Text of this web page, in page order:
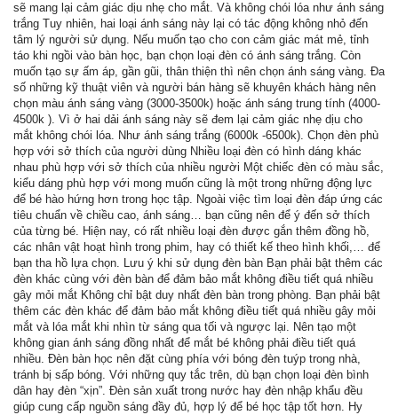
sẽ mang lại cảm giác dịu nhẹ cho mắt. Và không chói lóa như ánh sáng
trắng Tuy nhiên, hai loại ánh sáng này lại có tác động không nhỏ đến
tâm lý người sử dụng. Nếu muốn tạo cho con cảm giác mát mẻ, tỉnh
táo khi ngồi vào bàn học, bạn chọn loại đèn có ánh sáng trắng. Còn
muốn tạo sự ấm áp, gần gũi, thân thiện thì nên chọn ánh sáng vàng. Đa
số những kỹ thuật viên và người bán hàng sẽ khuyên khách hàng nên
chọn màu ánh sáng vàng (3000-3500k) hoặc ánh sáng trung tính (4000-
4500k ). Vì ở hai dải ánh sáng này sẽ đem lại cảm giác nhẹ dịu cho
mắt không chói lóa. Như ánh sáng trắng (6000k -6500k). Chọn đèn phù
hợp với sở thích của người dùng Nhiều loại đèn có hình dáng khác
nhau phù hợp với sở thích của nhiều người Một chiếc đèn có màu sắc,
kiểu dáng phù hợp với mong muốn cũng là một trong những động lực
để bé hào hứng hơn trong học tập. Ngoài việc tìm loại đèn đáp ứng các
tiêu chuẩn về chiều cao, ánh sáng… bạn cũng nên để ý đến sở thích
của từng bé. Hiện nay, có rất nhiều loại đèn được gắn thêm đồng hồ,
các nhân vật hoạt hình trong phim, hay có thiết kế theo hình khối,… để
bạn tha hồ lựa chọn. Lưu ý khi sử dụng đèn bàn Bạn phải bật thêm các
đèn khác cùng với đèn bàn để đảm bảo mắt không điều tiết quá nhiều
gây mỏi mắt Không chỉ bật duy nhất đèn bàn trong phòng. Bạn phải bật
thêm các đèn khác để đảm bảo mắt không điều tiết quá nhiều gây mỏi
mắt và lóa mắt khi nhìn từ sáng qua tối và ngược lại. Nên tạo một
không gian ánh sáng đồng nhất để mắt bé không phải điều tiết quá
nhiều. Đèn bàn học nên đặt cùng phía với bóng đèn tuýp trong nhà,
tránh bị sấp bóng. Với những quy tắc trên, dù bạn chọn loại đèn bình
dân hay đèn “xịn”. Đèn sản xuất trong nước hay đèn nhập khẩu đều
giúp cung cấp nguồn sáng đầy đủ, hợp lý để bé học tập tốt hơn. Hy